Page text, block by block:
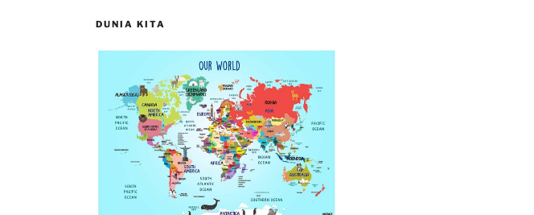
DUNIA KITA